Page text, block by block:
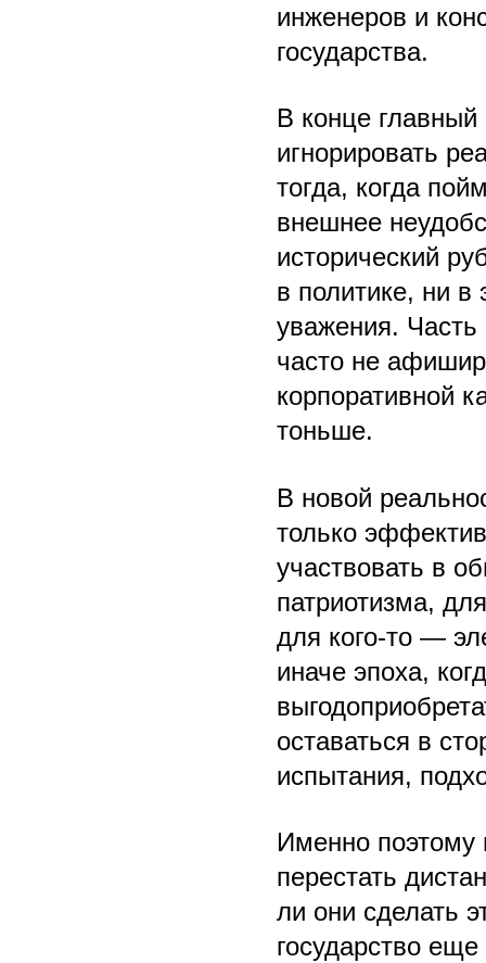
инженеров и
государства.
В конце
игнорировать
тогда, когда
внешнее
исторический
в политике, ни в
уважения. Часть
часто не
корпоративной
тоньше.
В новой
только
участвовать в
патриотизма,
для кого-то —
иначе эпоха,
оставаться в
испытания,
Именно поэтому
перестать
ли они сделать
государство